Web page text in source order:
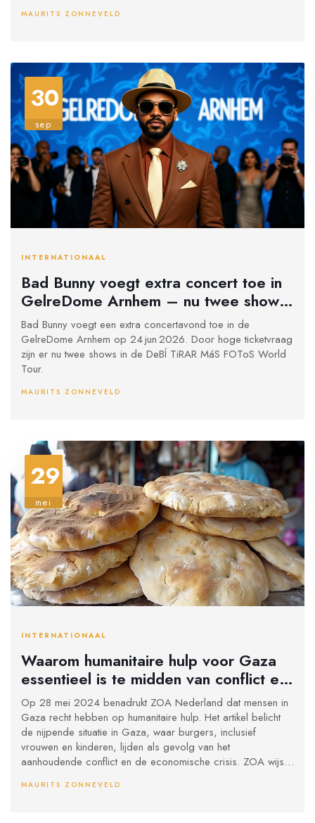
MAURITS ZONNEVELD
30
sep
INTERNATIONAAL
Bad Bunny voegt extra concert toe in
GelreDome Arnhem – nu twee shows
in juni 2026
Bad Bunny voegt een extra concertavond toe in de
GelreDome Arnhem op 24 jun 2026. Door hoge ticketvraag
zijn er nu twee shows in de DeBÍ TiRAR MáS FOToS World
Tour.
MAURITS ZONNEVELD
29
mei
INTERNATIONAAL
Waarom humanitaire hulp voor Gaza
essentieel is te midden van conflict en
crisis
Op 28 mei 2024 benadrukt ZOA Nederland dat mensen in
Gaza recht hebben op humanitaire hulp. Het artikel belicht
de nijpende situatie in Gaza, waar burgers, inclusief
vrouwen en kinderen, lijden als gevolg van het
aanhoudende conflict en de economische crisis. ZOA wijst
ongeacht politieke affiliatie.
MAURITS ZONNEVELD